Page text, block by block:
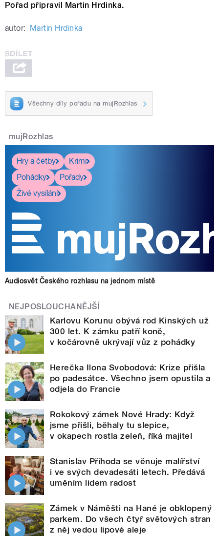
Pořad připravil Martin Hrdinka.
autor: Martin Hrdinka
Všechny díly pořadu na mujRozhlas
mujRozhlas
Hry a četby
Krimi
Pohádky
Pořady
Živé vysílání
Audiosvět Českého rozhlasu na jednom místě
NEJPOSLOUCHANĚJŠÍ
Karlovu Korunu obývá rod Kinských už
300 let. K zámku patří koně,
v kočárovně ukrývají vůz z pohádky
Herečka Ilona Svobodová: Krize přišla
po padesátce. Všechno jsem opustila a
odjela do Francie
Rokokový zámek Nové Hrady: Když
jsme přišli, běhaly tu slepice,
v okapech rostla zeleň, říká majitel
Stanislav Příhoda se věnuje malířství
i ve svých devadesáti letech. Předává
uměním lidem radost
Zámek v Náměšti na Hané je obklopený
parkem. Do všech čtyř světových stran
z něj vedou lipové aleje